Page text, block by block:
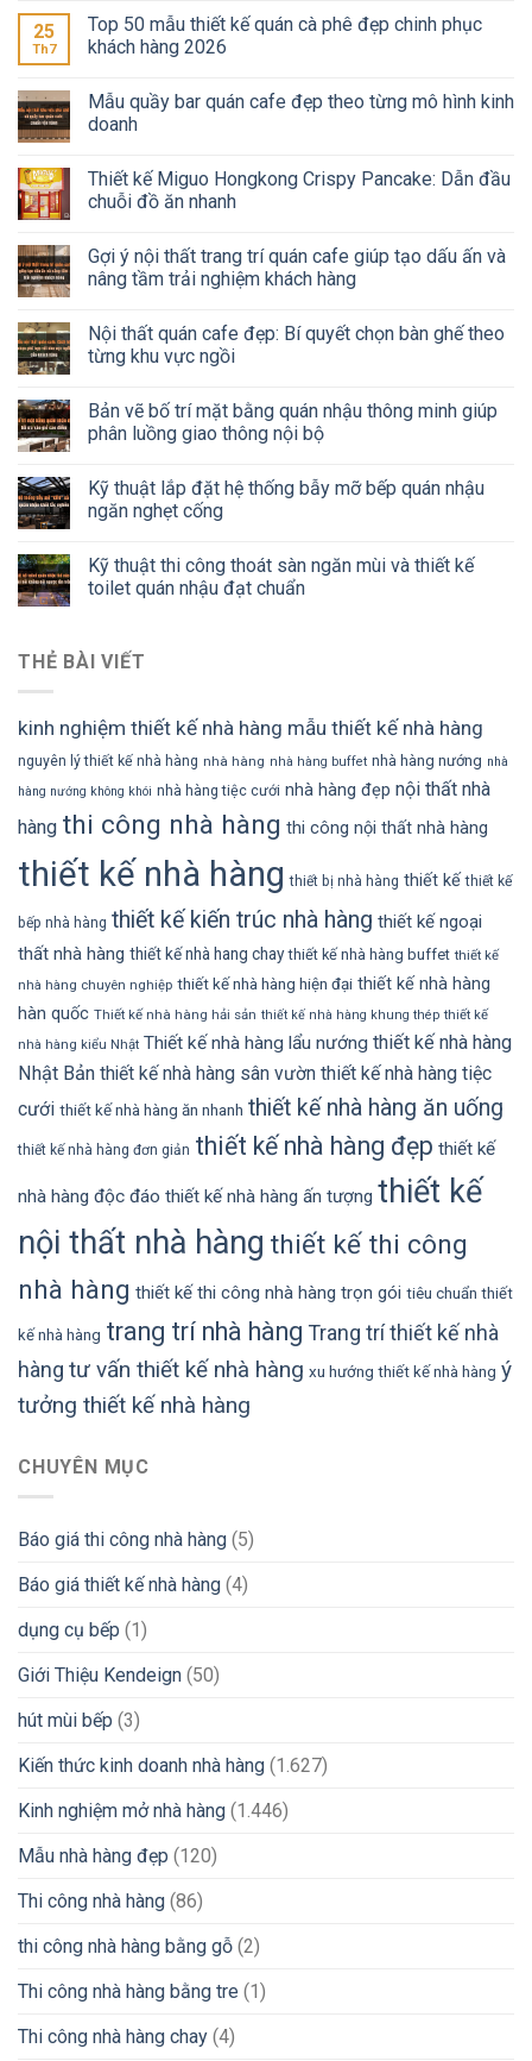
25
Th7
Top 50 mẫu thiết kế quán cà phê đẹp chinh phục
khách hàng 2026
Mẫu quầy bar quán cafe đẹp theo từng mô hình kinh
doanh
Thiết kế Miguo Hongkong Crispy Pancake: Dẫn đầu
chuỗi đồ ăn nhanh
Gợi ý nội thất trang trí quán cafe giúp tạo dấu ấn và
nâng tầm trải nghiệm khách hàng
Nội thất quán cafe đẹp: Bí quyết chọn bàn ghế theo
từng khu vực ngồi
Bản vẽ bố trí mặt bằng quán nhậu thông minh giúp
phân luồng giao thông nội bộ
Kỹ thuật lắp đặt hệ thống bẫy mỡ bếp quán nhậu
ngăn nghẹt cống
Kỹ thuật thi công thoát sàn ngăn mùi và thiết kế
toilet quán nhậu đạt chuẩn
THẺ BÀI VIẾT
kinh nghiệm thiết kế nhà hàng mẫu thiết kế nhà hàng
nguyên lý thiết kế nhà hàng nhà hàng nhà hàng buffet nhà hàng nướng nhà
hàng nướng không khói nhà hàng tiệc cưới nhà hàng đẹp nội thất nhà
hàng thi công nhà hàng thi công nội thất nhà hàng
thiết kế nhà hàng thiết bị nhà hàng thiết kế thiết kế
bếp nhà hàng thiết kế kiến trúc nhà hàng thiết kế ngoại
thất nhà hàng thiết kế nhà hang chay thiết kế nhà hàng buffet thiết kế
nhà hàng chuyên nghiệp thiết kế nhà hàng hiện đại thiết kế nhà hàng
hàn quốc Thiết kế nhà hàng hải sản thiết kế nhà hàng khung thép thiết kế
nhà hàng kiểu Nhật Thiết kế nhà hàng lẩu nướng thiết kế nhà hàng
Nhật Bản thiết kế nhà hàng sân vườn thiết kế nhà hàng tiệc
cưới thiết kế nhà hàng ăn nhanh thiết kế nhà hàng ăn uống
thiết kế nhà hàng đơn giản thiết kế nhà hàng đẹp thiết kế
nhà hàng độc đáo thiết kế nhà hàng ấn tượng thiết kế
nội thất nhà hàng thiết kế thi công
nhà hàng thiết kế thi công nhà hàng trọn gói tiêu chuẩn thiết
kế nhà hàng trang trí nhà hàng Trang trí thiết kế nhà
hàng tư vấn thiết kế nhà hàng xu hướng thiết kế nhà hàng ý
tưởng thiết kế nhà hàng
CHUYÊN MỤC
Báo giá thi công nhà hàng (5)
Báo giá thiết kế nhà hàng (4)
dụng cụ bếp (1)
Giới Thiệu Kendeign (50)
hút mùi bếp (3)
Kiến thức kinh doanh nhà hàng (1.627)
Kinh nghiệm mở nhà hàng (1.446)
Mẫu nhà hàng đẹp (120)
Thi công nhà hàng (86)
thi công nhà hàng bằng gỗ (2)
Thi công nhà hàng bằng tre (1)
Thi công nhà hàng chay (4)